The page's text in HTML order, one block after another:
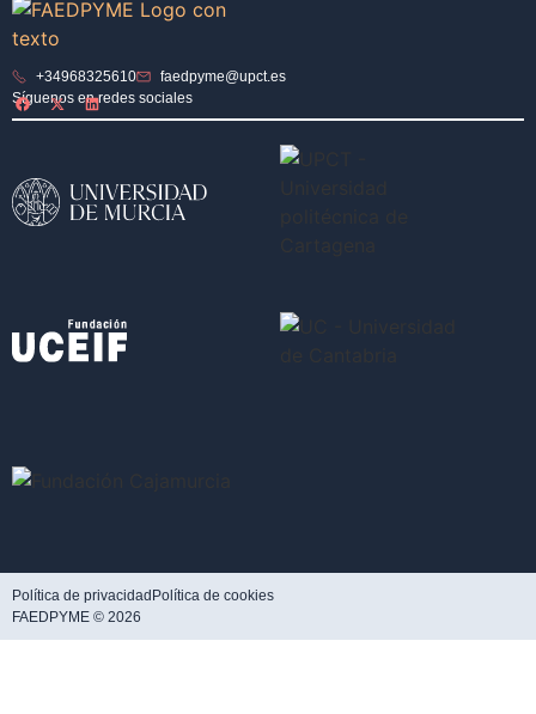
+34968325610
faedpyme@upct.es
Síguenos en redes sociales
FAEDPYME © 2026
Política de privacidad Política de cookies